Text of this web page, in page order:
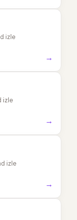
izle
→
izle
→
izle
→